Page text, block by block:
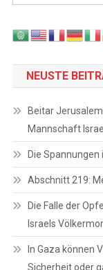
NEUSTE
Beitar
Mannschaft
Die
Abschnitt 219:
Die Falle der
Israels
In Gaza können
Sicherheit oder